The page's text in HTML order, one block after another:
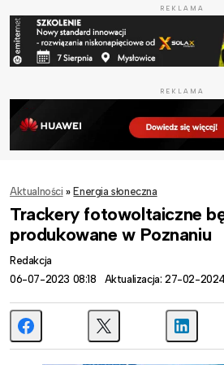
REKLAMA
REKLAMA
Aktualności » Energia słoneczna
Trackery fotowoltaiczne
produkowane w Poznaniu
Redakcja
06-07-2023 08:18
Aktualizacja: 27-02-